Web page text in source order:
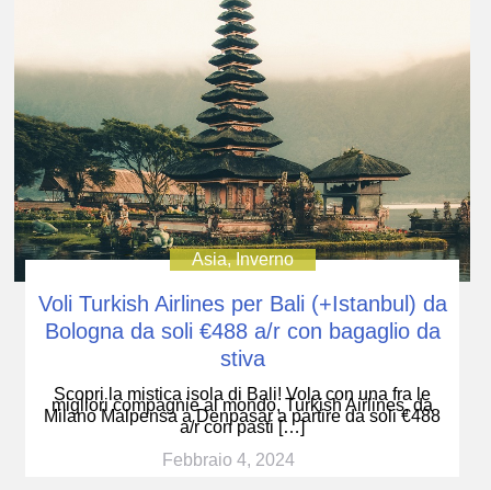
Asia,Inverno
Voli Turkish Airlines per Bali (+Istanbul) da
Bologna da soli €488 a/r con bagaglio da
stiva
Scopri la mistica isola di Bali! Vola con una fra le
migliori compagnie al mondo, Turkish Airlines, da
Milano Malpensa a Denpasar a partire da soli €488
a/r con pasti […]
Febbraio 4, 2024